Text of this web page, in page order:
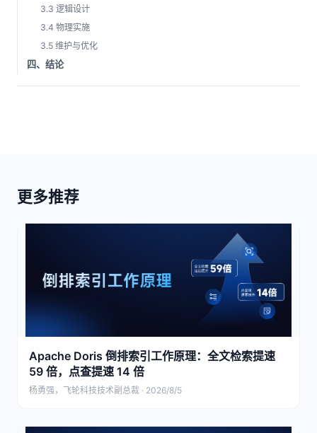
3.3 逻辑设计
3.4 物理实施
3.5 维护与优化
四、结论
更多推荐
Apache Doris 倒排索引工作原理：全文检索提速
59 倍，点查提速 14 倍
杨勇强，飞轮科技技术副总裁 · 2026/8/5